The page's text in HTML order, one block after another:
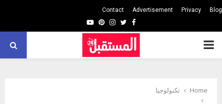
Blog
Privacy
Advertisement
Contact
Facebook
Twitter
Instagram
Pinterest
Youtube
PRIMARY
Home تكنولوجيا